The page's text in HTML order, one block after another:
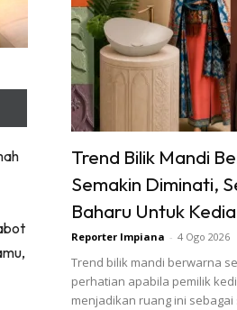
Trend Bilik Mandi
Semakin Diminati,
Baharu Untuk
Reporter Impiana - 4 Ogo 2026
Trend bilik mandi berwarna
perhatian apabila pemilik
menjadikan ruang ini